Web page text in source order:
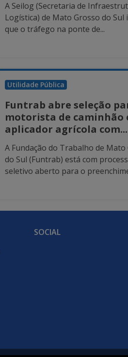
A Seilog (Secretaria de
Logística) de Mato Grosso do Sul
que o tráfego na ponte de...
Utilidade Pública
Funtrab abre seleção
motorista de caminhão
aplicador agrícola com...
A Fundação do Trabalho de Mato
do Sul (Funtrab) está com
seletivo aberto para o
SOCIAL